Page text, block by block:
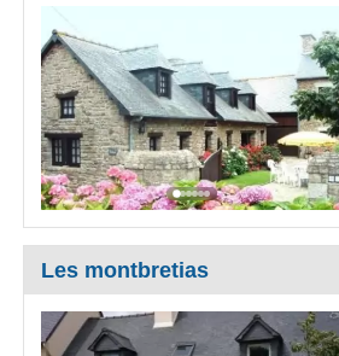
Les montbretias